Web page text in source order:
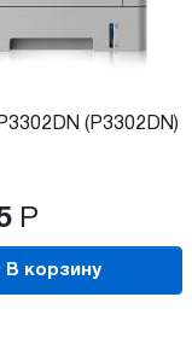
(P3302DN)
Р
В корзину